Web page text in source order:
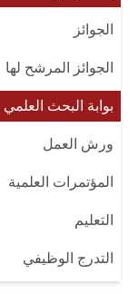
الجوائز
الجوائز المرشح لها
بوابة البحث العلمي
ورش العمل
المؤتمرات العلمية
التعليم
التدرج الوظيفي